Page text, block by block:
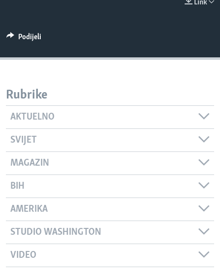
Link
Podijeli
Rubrike
AKTUELNO
SVIJET
MAGAZIN
BIH
AMERIKA
STUDIO WASHINGTON
VIDEO